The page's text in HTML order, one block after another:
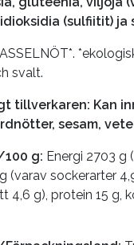
(sulfiitit) ja
svalt.
tillverkaren: Kan
sesam,
g: Energi 2703 g
(varav sockerarter
4,6 g), protein 15 g,